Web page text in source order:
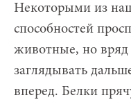
Некоторыми из
способностей
животные, но вряд
заглядывать
вперед. Белки